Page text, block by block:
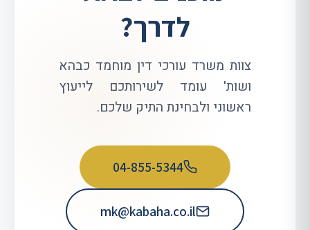
לדרך?
צוות משרד עורכי דין מוחמד כבהא
ושות' עומד לשירותכם לייעוץ
ראשוני ולבחינת התיק שלכם.
04-855-5344
mk@kabaha.co.il